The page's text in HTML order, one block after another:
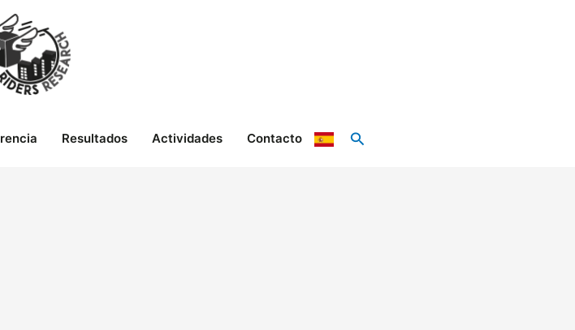
Resultados Actividades Contacto Buscar